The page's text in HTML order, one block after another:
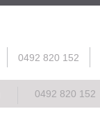
0492 820 152
0492 820 152